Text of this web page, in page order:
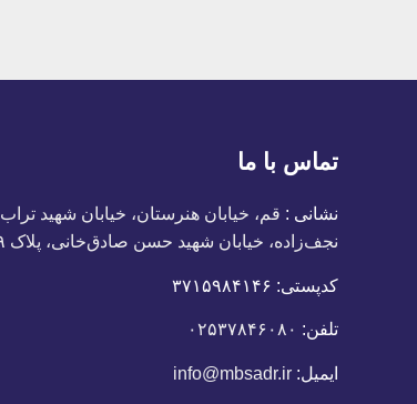
تماس با ما
نشانی : قم، خیابان هنرستان، خیابان شهید تراب
نجف‌زاده، خیابان شهید حسن صادق‌خانی، پلاک ١٩
کدپستی:
تلفن: ۰۲۵۳۷۸۴۶۰۸۰
ایمیل: info@mbsadr.ir